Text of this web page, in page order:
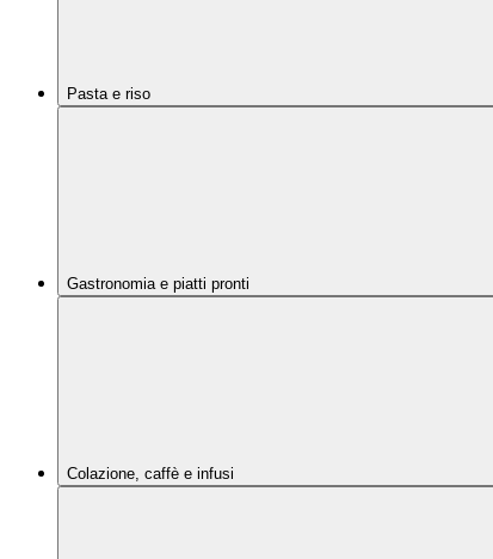
Pasta e riso
Gastronomia e piatti pronti
Colazione, caffè e infusi